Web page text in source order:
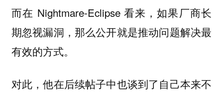
而在 Nightmare-Eclipse 看来，如果厂商长
期忽视漏洞，那么公开就是推动问题解决最
有效的方式。
对此，他在后续帖子中也谈到了自己本来不